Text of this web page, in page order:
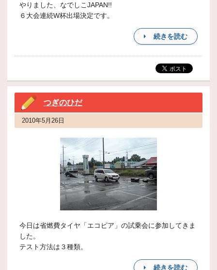
やりました、なでしこJAPAN!!
６大会連続W杯出場決定です。
続きを読む
つぎのひだ
2010年5月26日
今日は省燃費タイヤ「エコピア」の試乗会に参加してきま
した。
テスト方法は３種類。
続きを読む